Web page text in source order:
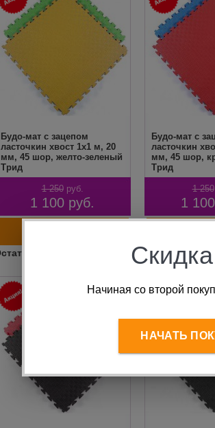
Будо-мат с зацепом
ласточкин хвост 1х1 м, 20
мм, 45 шор, желто-зеленый
Трид
1 250 руб.
1 100 руб.
Будо-мат с
ласточкин
мм, 45 шор,
Трид
1 250
1 100
Начиная со второй
НАЧАТЬ